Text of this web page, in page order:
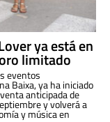
ya está en
limitado
eventos
Baixa, ya ha iniciado
anticipada de
y volverá a
y música en